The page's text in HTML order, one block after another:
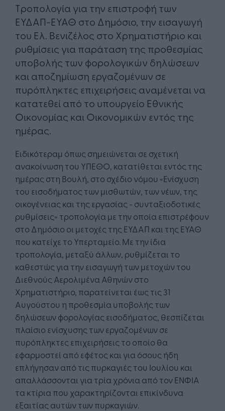
Τροπολογία για την επιστροφή των
ΕΥΔΑΠ-ΕΥΑΘ στο Δημόσιο, την εισαγωγή
του Ελ. Βενιζέλος στο Χρηματιστήριο και
ρυθμίσεις για παράταση της προθεσμίας
υποβολής των φορολογικών δηλώσεων
και αποζημίωση εργαζομένων σε
πυρόπληκτες επιχειρήσεις αναμένεται να
κατατεθεί από το υπουργείο Εθνικής
Οικονομίας και Οικονομικών εντός της
ημέρας.
Ειδικότεραμ όπως σημειώνεται σε σχετική
ανακοίνωση του ΥΠΕΘΟ, κατατίθεται εντός της
ημέρας στη Βουλή, στο σχέδιο νόμου «Ενίσχυση
του εισοδήματος των μισθωτών, των νέων, της
οικογένειας και της εργασίας - συνταξιοδοτικές
ρυθμίσεις» τροπολογία με την οποία επιστρέφουν
στο Δημόσιο οι μετοχές της ΕΥΔΑΠ και της ΕΥΑΘ
που κατείχε το Υπερταμείο. Με την ίδια
τροπολογία, μεταξύ άλλων, ρυθμίζεται το
καθεστώς για την εισαγωγή των μετοχών του
Διεθνούς Αερολιμένα Αθηνών στο
Χρηματιστήριο, παρατείνεται έως τις 31
Αυγούστου η προθεσμία υποβολής των
δηλώσεων φορολογίας εισοδήματος, θεσπίζεται
πλαίσιο ενίσχυσης των εργαζομένων σε
πυρόπληκτες επιχειρήσεις το οποίο θα
εφαρμοστεί από εφέτος και για όσους ήδη
επλήγησαν από τις πυρκαγιές του Ιουλίου και
απαλλάσσονται για τρία χρόνια από τον ΕΝΦΙΑ
τα κτίρια που χαρακτηρίζονται επικίνδυνα
εξαιτίας αυτών των πυρκαγιών.